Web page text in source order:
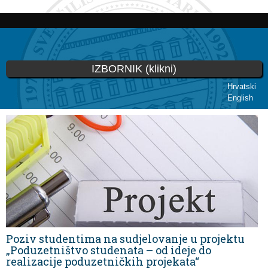
Skoči
glavni
sadržaj
Hrvatski
English
IZBORNIK (klikni)
Vi ste ovdje
Poziv studentima na sudjelovanje u projektu
„Poduzetništvo studenata – od ideje do
realizacije poduzetničkih projekata“